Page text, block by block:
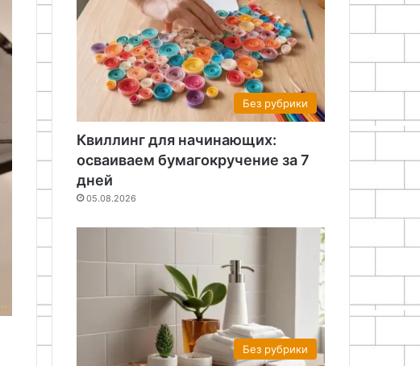
Без рубрики
Квиллинг для начинающих:
осваиваем бумагокручение за 7
дней
05.08.2026
Без рубрики